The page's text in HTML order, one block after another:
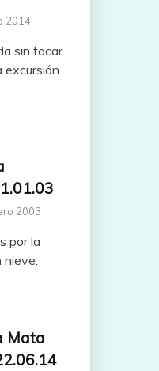
2014
sin tocar
excursión
2003
por la
nieve.
Mata